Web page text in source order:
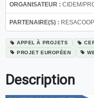
ORGANISATEUR : CIDEM/
PARTENAIRE(S) : RESACOOP
APPEL À PROJETS
PROJET EUROPÉEN
Description